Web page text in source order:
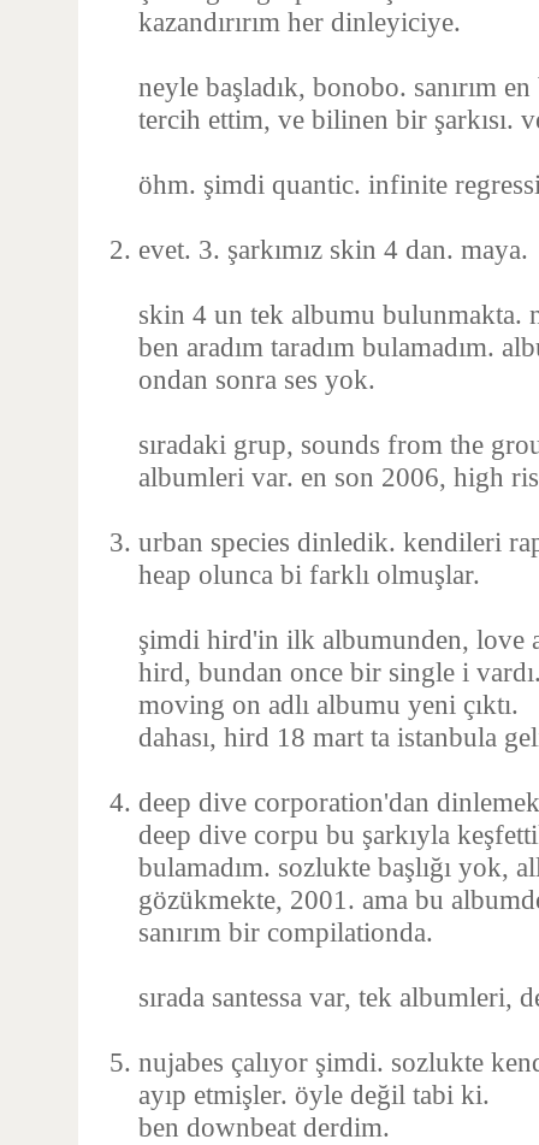
kazandırırım her dinleyiciye.
neyle başladık, bonobo. sanırım
tercih ettim, ve bilinen bir şarkısı.
öhm. şimdi quantic. infinite
evet. 3. şarkımız skin 4 dan. maya.
skin 4 un tek albumu bulunmakta.
ben aradım taradım bulamadım.
ondan sonra ses yok.
sıradaki grup, sounds from the
albumleri var. en son 2006, high
urban species dinledik. kendileri
heap olunca bi farklı olmuşlar.
şimdi hird'in ilk albumunden, love
hird, bundan once bir single i
moving on adlı albumu yeni çıktı.
dahası, hird 18 mart ta istanbula
deep dive corporation'dan
deep dive corpu bu şarkıyla
bulamadım. sozlukte başlığı yok,
gözükmekte, 2001. ama bu
sanırım bir compilationda.
sırada santessa var, tek albumleri,
nujabes çalıyor şimdi. sozlukte
ayıp etmişler. öyle değil tabi ki.
ben downbeat derdim.